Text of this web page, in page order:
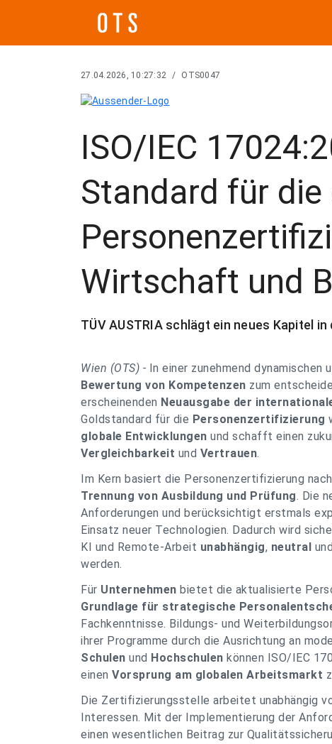
27.04.2026, 10:27:32 / OTS0047
ISO/IEC
Standard für
Wirtschaft und
TÜV AUSTRIA schlägt ein neues Kapitel
Wien (OTS) - In einer zunehmend
Bewertung von Kompetenzen zum
erscheinenden Neuausgabe der
Goldstandard für die Personenzertifizierung
globale Entwicklungen und schafft einen
Vergleichbarkeit und Vertrauen.
Im Kern basiert die Personenzertifizierung
Trennung von Ausbildung und Prüfung. Die
Anforderungen und berücksichtigt erstmals
Einsatz neuer Technologien. Dadurch wird
KI und Remote-Arbeit unabhängig, neutral
werden.
Für Unternehmen bietet die aktualisierte
Grundlage für strategische
Fachkenntnisse. Bildungs- und
ihrer Programme durch die Ausrichtung an
Schulen und Hochschulen können ISO/IEC
einen Vorsprung am globalen Arbeitsmarkt
Die Zertifizierungsstelle arbeitet unabhängig
Interessen. Mit der Implementierung der
einen wesentlichen Beitrag zur